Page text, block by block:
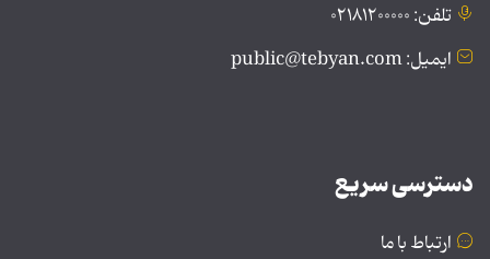
تلفن: ۰۲۱۸۱۲۰۰۰۰۰
ایمیل: public@tebyan.com
دسترسی سریع
ارتباط با ما